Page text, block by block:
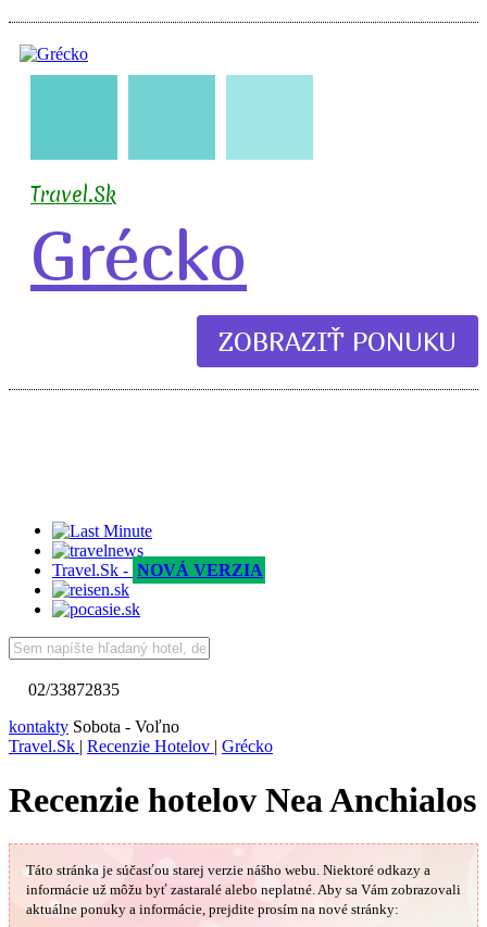
🇬🇷
Travel.Sk
Grécko
ZOBRAZIŤ PONUKU
Travel.Sk - NOVÁ VERZIA
02/33872835
kontakty Sobota - Voľno
Travel.Sk | Recenzie Hotelov | Grécko
Recenzie hotelov Nea Anchialos
Táto stránka je súčasťou starej verzie nášho webu. Niektoré odkazy a
informácie už môžu byť zastaralé alebo neplatné.Aby sa Vám zobrazovali
aktuálne ponuky a informácie, prejdite prosím na nové stránky: